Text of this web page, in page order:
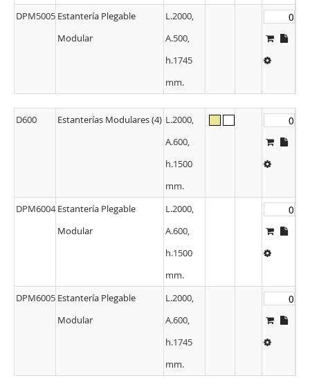
DPM5005 Estantería Plegable
Modular
L.2000,
A.500,
h.1745
mm.
D600 Estanterías Modulares (4) L.2000,
A.600,
h.1500
mm.
DPM6004 Estantería Plegable
Modular
L.2000,
A.600,
h.1500
mm.
DPM6005 Estantería Plegable
Modular
L.2000,
A.600,
h.1745
mm.